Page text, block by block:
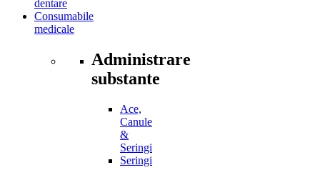
dentare
Consumabile
medicale
Administrare
substante
Ace,
Canule
&
Seringi
Seringi